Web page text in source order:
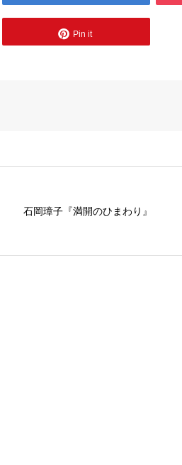
Pin it
石岡璋子『満開のひまわり』